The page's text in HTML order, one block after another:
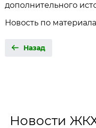
дополнительного
Новость по
Назад
Новости